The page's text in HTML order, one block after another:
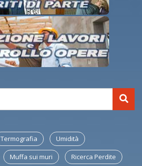
Termografia Umidità
Muffa sui muri Ricerca Perdite